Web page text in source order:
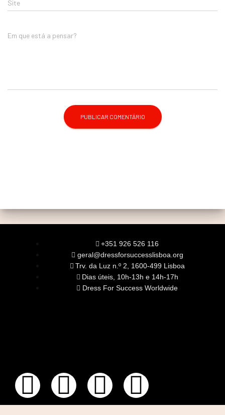
Site
Em que está a pensar?
+351 926 526 116
geral@dressforsuccesslisboa.org
Trv. da Luz n.º 2, 1600-499 Lisboa
Dias úteis, 10h-13h e 14h-17h
Dress For Success Worldwide